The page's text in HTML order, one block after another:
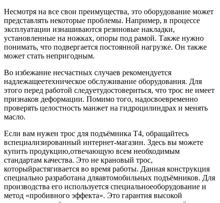
Несмотря на все свои преимущества, это оборудование может
представлять некоторые проблемы. Например, в процессе
эксплуатации изнашиваются резиновые накладки,
установленные на ножках, опоры под рамой. Также нужно
понимать, что подвергается постоянной нагрузке. Он также
может стать непригодным.
Во избежание несчастных случаев рекомендуется
надлежащеетехническое обслуживание оборудования. Для
этого перед работой следуетудостовериться, что трос не имеет
признаков деформации. Помимо того, надосвоевременно
проверять целостность манжет на гидроцилиндрах и менять
масло.
Если вам нужен трос для подъёмника Т4, обращайтесь
вспециализированный интернет-магазин. Здесь вы можете
купить продукцию,отвечающую всем необходимым
стандартам качества. Это не крановый трос,
которыйрастягивается во время работы. Данная конструкция
специально разработана дляавтомобильных подъёмников. Для
производства его используется специальноеоборудование и
метод «пробивного эффекта». Это гарантия высокой